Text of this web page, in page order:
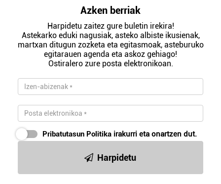
Azken berriak
Harpidetu zaitez gure buletin irekira!
Astekarko eduki nagusiak, asteko albiste ikusienak,
martxan ditugun zozketa eta egitasmoak, asteburuko
egitarauen agenda eta askoz gehiago!
Ostiralero zure posta elektronikoan.
Pribatutasun Politika irakurri eta onartzen dut.
Harpidetu